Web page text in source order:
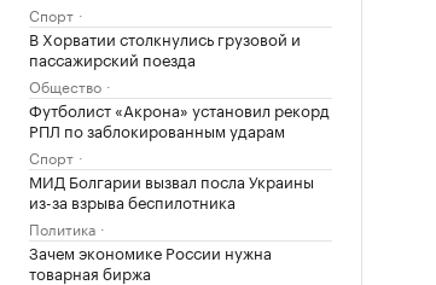
Спорт
В Хорватии столкнулись грузовой и
пассажирский поезда
Общество
Футболист «Акрона» установил рекорд
РПЛ по заблокированным ударам
Спорт
МИД Болгарии вызвал посла Украины
из-за взрыва беспилотника
Политика
Зачем экономике России нужна
товарная биржа